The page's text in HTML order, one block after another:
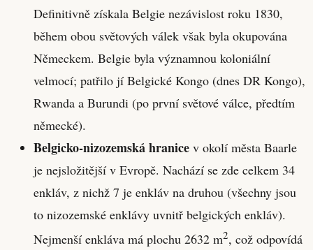
Definitivně získala Belgie nezávislost roku 1830,
během obou světových válek však byla okupována
Německem. Belgie byla významnou koloniální
velmocí; patřilo jí Belgické Kongo (dnes DR Kongo),
Rwanda a Burundi (po první světové válce, předtím
německé).
Belgicko-nizozemská hranice v okolí města Baarle
je nejsložitější v Evropě. Nachází se zde celkem 34
enkláv, z nichž 7 je enkláv na druhou (všechny jsou
to nizozemské enklávy uvnitř belgických enkláv).
Nejmenší enkláva má plochu 2632 m2, což odpovídá